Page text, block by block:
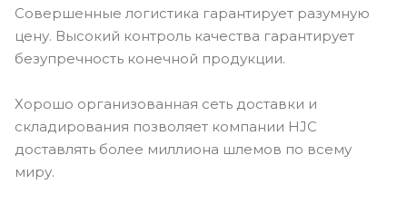
Совершенные логистика гарантирует разумную
цену. Высокий контроль качества гарантирует
безупречность конечной продукции.
Хорошо организованная сеть доставки и
складирования позволяет компании HJC
доставлять более миллиона шлемов по всему
миру.